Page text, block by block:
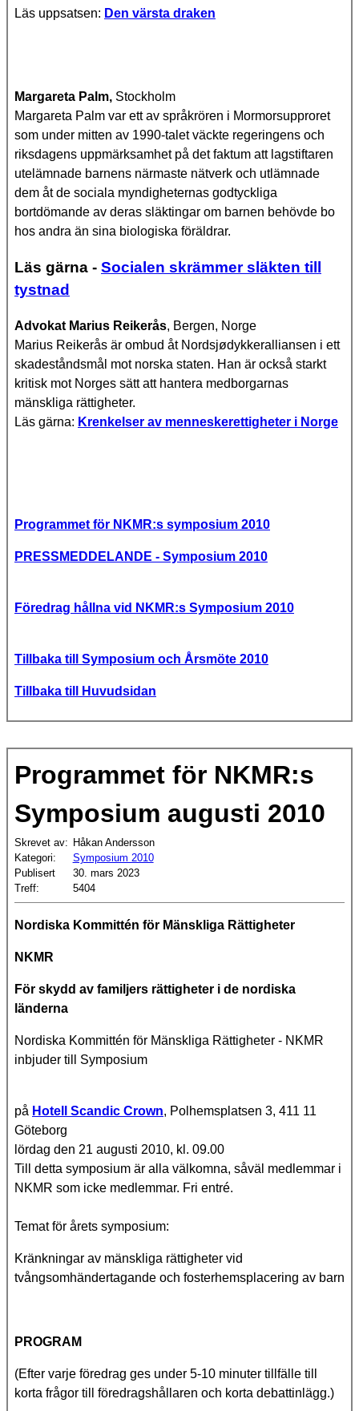
Läs uppsatsen: Den värsta draken
Margareta Palm, Stockholm
Margareta Palm var ett av språkrören i Mormorsupproret
som under mitten av 1990-talet väckte regeringens och
riksdagens uppmärksamhet på det faktum att lagstiftaren
utelämnade barnens närmaste nätverk och utlämnade
dem åt de sociala myndigheternas godtyckliga
bortdömande av deras släktingar om barnen behövde bo
hos andra än sina biologiska föräldrar.
Läs gärna - Socialen skrämmer släkten till
tystnad
Advokat Marius Reikerås, Bergen, Norge
Marius Reikerås är ombud åt Nordsjødykkeralliansen i ett
skadeståndsmål mot norska staten. Han är också starkt
kritisk mot Norges sätt att hantera medborgarnas
mänskliga rättigheter.
Läs gärna: Krenkelser av menneskerettigheter i Norge
Programmet för NKMR:s symposium 2010
PRESSMEDDELANDE - Symposium 2010
Föredrag hållna vid NKMR:s Symposium 2010
Tillbaka till Symposium och Årsmöte 2010
Tillbaka till Huvudsidan
Programmet för NKMR:s
Symposium augusti 2010
Skrevet av: Håkan Andersson
Kategori:
Symposium 2010
Publisert
30. mars 2023
Treff:
5404
Nordiska Kommittén för Mänskliga Rättigheter
NKMR
För skydd av familjers rättigheter i de nordiska
länderna
Nordiska Kommittén för Mänskliga Rättigheter - NKMR
inbjuder till Symposium
på Hotell Scandic Crown, Polhemsplatsen 3, 411 11
Göteborg
lördag den 21 augusti 2010, kl. 09.00
Till detta symposium är alla välkomna, såväl medlemmar i
NKMR som icke medlemmar. Fri entré.
Temat för årets symposium:
Kränkningar av mänskliga rättigheter vid
tvångsomhändertagande och fosterhemsplacering av barn
PROGRAM
(Efter varje föredrag ges under 5-10 minuter tillfälle till
korta frågor till föredragshållaren och korta debattinlägg.)